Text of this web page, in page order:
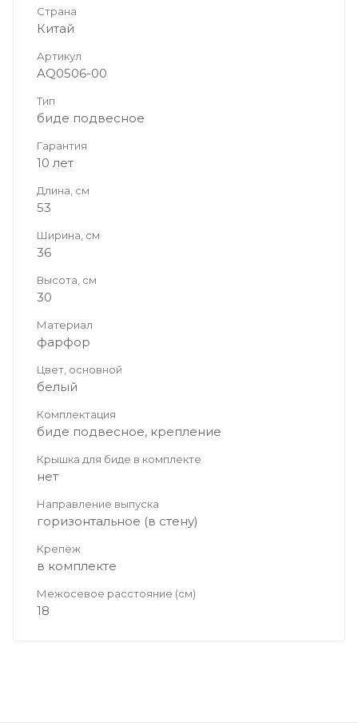
Страна
Китай
Артикул
AQ0506-00
Тип
биде подвесное
Гарантия
10 лет
Длина, см
53
Ширина, см
36
Высота, см
30
Материал
фарфор
Цвет, основной
белый
Комплектация
биде подвесное, крепление
Крышка для биде в комплекте
нет
Направление выпуска
горизонтальное (в стену)
Крепёж
в комплекте
Межосевое расстояние (см)
18